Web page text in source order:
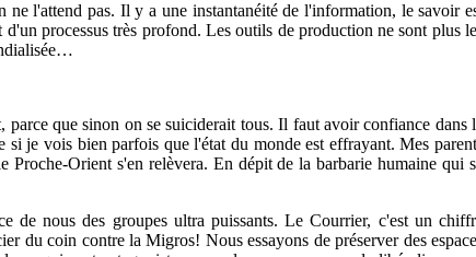
l'attend pas. Il y a une instantanéité de l'information, le savoir
processus très profond. Les outils de production ne sont plus
que sinon on se suiciderait tous. Il faut avoir confiance dans
je vois bien parfois que l'état du monde est effrayant. Mes
Orient s'en relèvera. En dépit de la barbarie humaine qui
de nous des groupes ultra puissants. Le Courrier, c'est un
du coin contre la Migros! Nous essayons de préserver des